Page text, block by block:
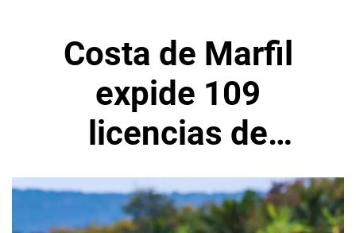
Costa de Marfil
expide 109
licencias de
exportación de
cacao